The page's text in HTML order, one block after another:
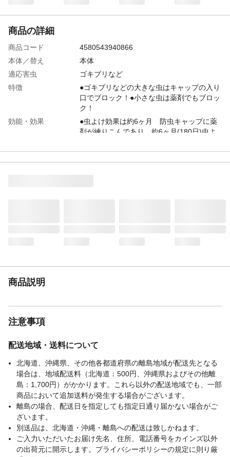
商品の詳細
商品コード
4580543940866
本体／替え
本体
適応害虫
ゴキブリなど
特徴
●ゴキブリなどの大きな虫はキャップの入り
口でブロック！●小さな虫は薬剤でもブロッ
ク！
効能・効果
●虫よけ効果は約6ヶ月 防虫キャップに薬
剤が練りこんであり、約6ヶ月(180日)虫よ
有効成分
商品説明
注意事項
配送地域・送料について
北海道、沖縄県、その他各都道府県の離島地域が配送先となる
場合は、地域配送料（北海道：500円、沖縄県およびその他離
島：1,700円）がかかります。これら以外の配送地域でも、一部
商品において追加送料が発生する場合がございます。
離島の場合、配送日を指定しても指定日通り届かない場合がご
ざいます。
別送品は、北海道・沖縄・離島への配送は致しかねます。
ご入力いただいたお届け先名、住所、電話番号をカインズ以外
の出荷元に開示します。プライバシーポリシーの規定に則り厳